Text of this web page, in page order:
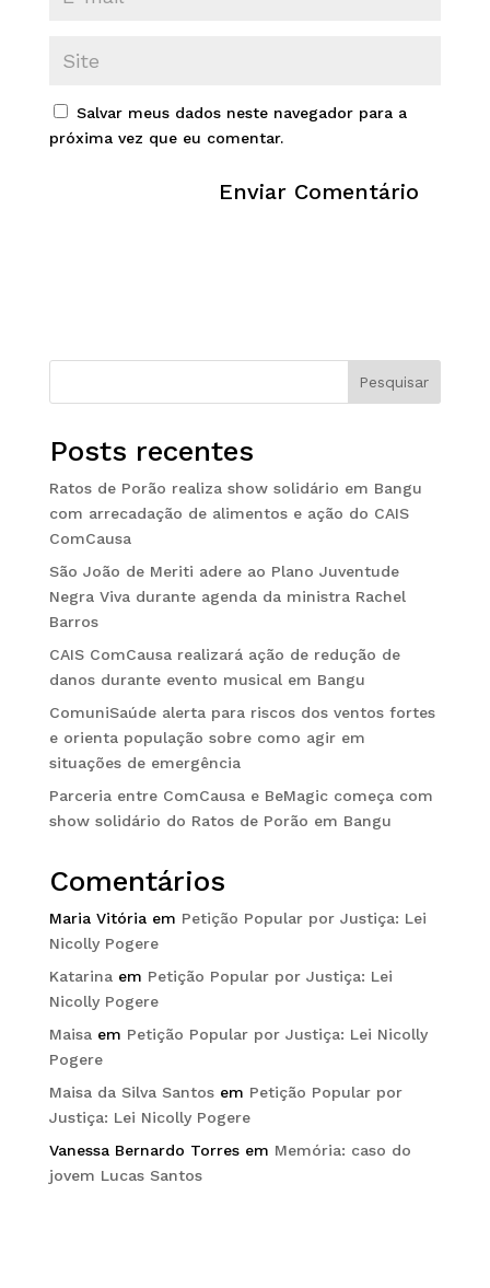
Salvar meus dados neste navegador para a
próxima vez que eu comentar.
Pesquisar
Posts recentes
Ratos de Porão realiza show solidário em Bangu
com arrecadação de alimentos e ação do CAIS
ComCausa
São João de Meriti adere ao Plano Juventude
Negra Viva durante agenda da ministra Rachel
Barros
CAIS ComCausa realizará ação de redução de
danos durante evento musical em Bangu
ComuniSaúde alerta para riscos dos ventos fortes
e orienta população sobre como agir em
situações de emergência
Parceria entre ComCausa e BeMagic começa com
show solidário do Ratos de Porão em Bangu
Comentários
Maria Vitóriaem Petição Popular por Justiça: Lei
Nicolly Pogere
Katarinaem Petição Popular por Justiça: Lei
Nicolly Pogere
Maisaem Petição Popular por Justiça: Lei Nicolly
Pogere
Maisa da Silva Santosem Petição Popular por
Justiça: Lei Nicolly Pogere
Vanessa Bernardo Torresem Memória: caso do
jovem Lucas Santos